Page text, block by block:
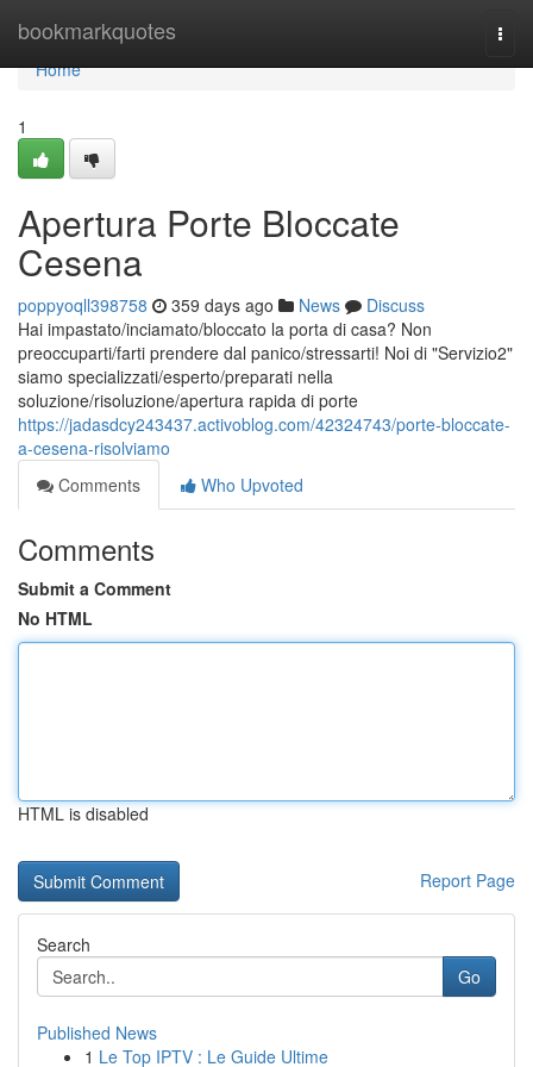
bookmarkquotes
Home
Home
1
Apertura Porte Bloccate
Cesena
poppyoqll398758 359 days ago News
Discuss
Hai impastato/inciamato/bloccato la porta di casa? Non
preoccuparti/farti prendere dal panico/stressarti! Noi di "Servizio2"
siamo specializzati/esperto/preparati nella
soluzione/risoluzione/apertura rapida di porte
https://jadasdcy243437.activoblog.com/42324743/porte-bloccate-
a-cesena-risolviamo
Comments
Who Upvoted
Comments
Submit a Comment
No HTML
HTML is disabled
Report Page
Search
Go
Published News
1 Le Top IPTV : Le Guide Ultime